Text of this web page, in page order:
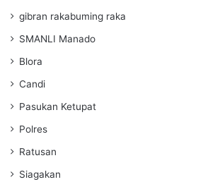
gibran rakabuming raka
SMANLI Manado
Blora
Candi
Pasukan Ketupat
Polres
Ratusan
Siagakan